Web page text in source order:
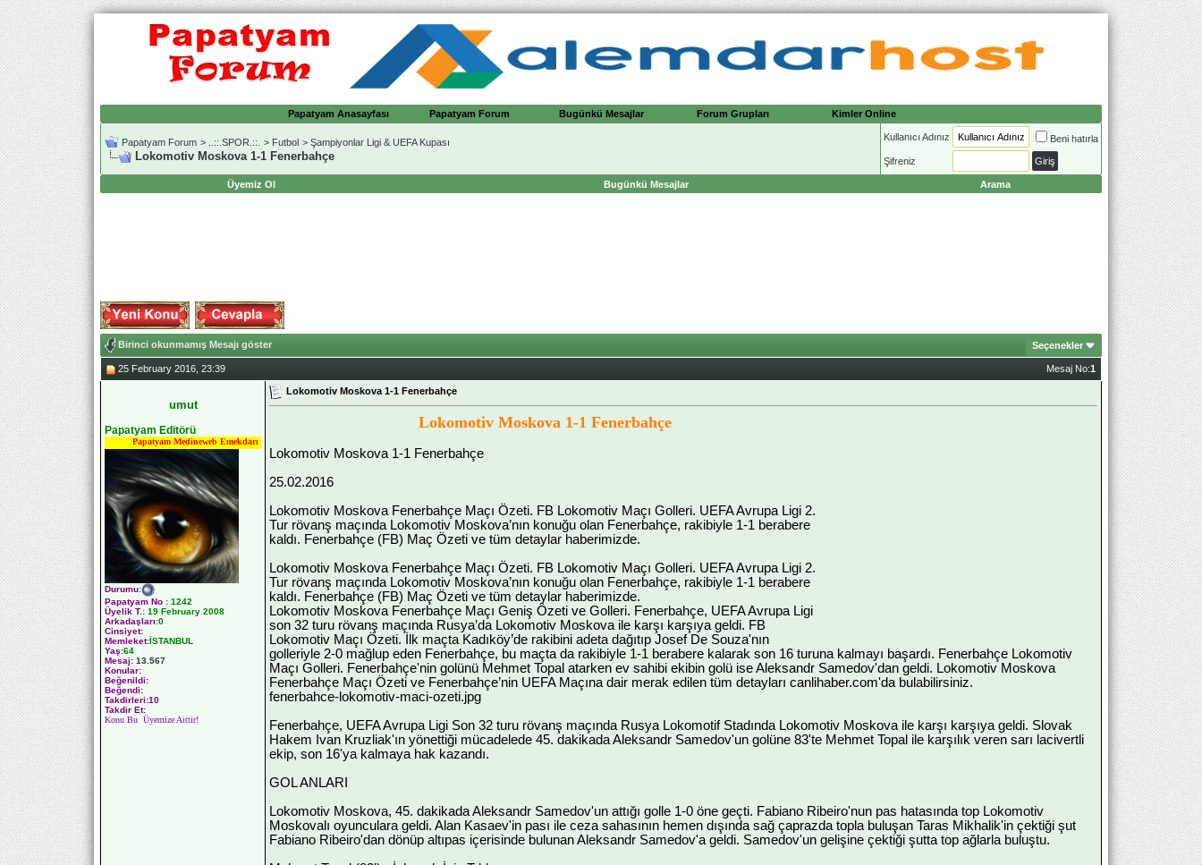
Papatyam Anasayfası Papatyam Forum Bugünkü Mesajlar Forum Grupları Kimler Online
Papatyam Forum > ..::.SPOR.::. > Futbol > Şampiyonlar Ligi & UEFA Kupası
Lokomotiv Moskova 1-1 Fenerbahçe
Kullanıcı Adınız Beni hatırla
Şifreniz
Üyemiz Ol Bugünkü Mesajlar Arama
Birinci okunmamış Mesajı göster Seçenekler
25 February 2016, 23:39 Mesaj No:1
umut
Papatyam Editörü
Papatyam Medineweb Emekdarı
Durumu:
Papatyam No : 1242
Üyelik T.: 19 February 2008
Arkadaşları:0
Cinsiyet:
Memleket:İSTANBUL
Yaş:64
Mesaj: 13.567
Konular:
Beğenildi:
Beğendi:
Takdirleri:10
Takdir Et:
Konu Bu Üyemize Aittir!
Lokomotiv Moskova 1-1 Fenerbahçe
Lokomotiv Moskova 1-1 Fenerbahçe
Lokomotiv Moskova 1-1 Fenerbahçe
25.02.2016
Lokomotiv Moskova Fenerbahçe Maçı Özeti. FB Lokomotiv Maçı Golleri. UEFA Avrupa Ligi 2.
Tur rövanş maçında Lokomotiv Moskova’nın konuğu olan Fenerbahçe, rakibiyle 1-1 berabere
kaldı. Fenerbahçe (FB) Maç Özeti ve tüm detaylar haberimizde.
Lokomotiv Moskova Fenerbahçe Maçı Özeti. FB Lokomotiv Maçı Golleri. UEFA Avrupa Ligi 2.
Tur rövanş maçında Lokomotiv Moskova’nın konuğu olan Fenerbahçe, rakibiyle 1-1 berabere
kaldı. Fenerbahçe (FB) Maç Özeti ve tüm detaylar haberimizde.
Lokomotiv Moskova Fenerbahçe Maçı Geniş Özeti ve Golleri. Fenerbahçe, UEFA Avrupa Ligi
son 32 turu rövanş maçında Rusya’da Lokomotiv Moskova ile karşı karşıya geldi. FB
Lokomotiv Maçı Özeti. İlk maçta Kadıköy’de rakibini adeta dağıtıp Josef De Souza'nın
golleriyle 2-0 mağlup eden Fenerbahçe, bu maçta da rakibiyle 1-1 berabere kalarak son 16 turuna kalmayı başardı. Fenerbahçe Lokomotiv
Maçı Golleri. Fenerbahçe'nin golünü Mehmet Topal atarken ev sahibi ekibin golü ise Aleksandr Samedov'dan geldi. Lokomotiv Moskova
Fenerbahçe Maçı Özeti ve Fenerbahçe’nin UEFA Maçına dair merak edilen tüm detayları canlihaber.com'da bulabilirsiniz.
fenerbahce-lokomotiv-maci-ozeti.jpg
Fenerbahçe, UEFA Avrupa Ligi Son 32 turu rövanş maçında Rusya Lokomotif Stadında Lokomotiv Moskova ile karşı karşıya geldi. Slovak
Hakem Ivan Kruzliak'ın yönettiği mücadelede 45. dakikada Aleksandr Samedov'un golüne 83'te Mehmet Topal ile karşılık veren sarı lacivertli
ekip, son 16'ya kalmaya hak kazandı.
GOL ANLARI
Lokomotiv Moskova, 45. dakikada Aleksandr Samedov'un attığı golle 1-0 öne geçti. Fabiano Ribeiro'nun pas hatasında top Lokomotiv
Moskovalı oyunculara geldi. Alan Kasaev'in pası ile ceza sahasının hemen dışında sağ çaprazda topla buluşan Taras Mikhalik'in çektiği şut
Fabiano Ribeiro'dan dönüp altıpas içerisinde bulunan Aleksandr Samedov'a geldi. Samedov'un gelişine çektiği şutta top ağlarla buluştu.